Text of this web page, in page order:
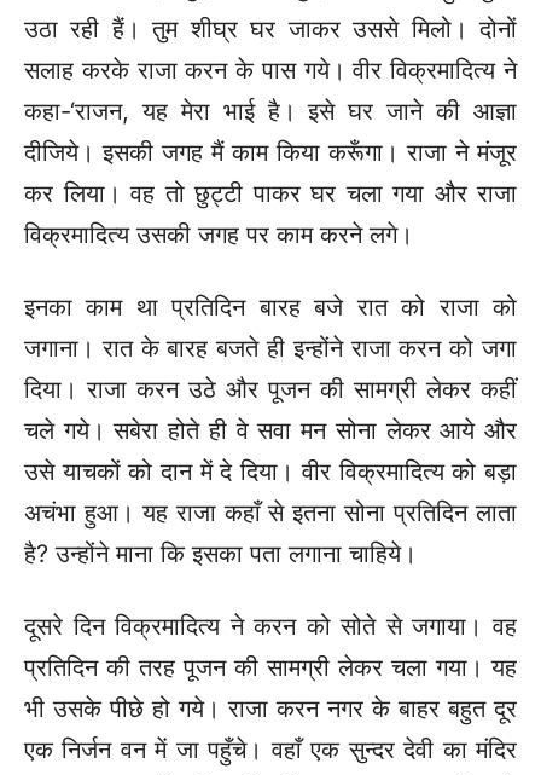
उठा रही हैं। तुम शीघ्र घर जाकर उससे मिलो। दोनों
सलाह करके राजा करन के पास गये। वीर विक्रमादित्य ने
कहा-‘राजन, यह मेरा भाई है। इसे घर जाने की आज्ञा
दीजिये। इसकी जगह मैं काम किया करूँगा। राजा ने मंजूर
कर लिया। वह तो छुट्टी पाकरघर चला गया और राजा
विक्रमादित्य उसकी जगह पर काम करने लगे।
इनका काम था प्रतिदिन बारह बजे रात को राजा को
जगाना। रात के बारह बजते ही इन्होंने राजा करन को जगा
दिया। राजा करन उठे और पूजन की सामग्री लेकर कहीं
चले गये। सबेरा होते ही वे सवा मन सोना लेकर आये और
उसे याचकों को दान में दे दिया। वीर विक्रमादित्य को बड़ा
अचंभा हुआ। यह राजा कहाँ से इतना सोना प्रतिदिन लाता
है? उन्होंने माना कि इसका पता लगाना चाहिये।
दूसरे दिन विक्रमादित्य ने करन को सोते से जगाया। वह
प्रतिदिन की तरह पूजन की सामग्री लेकर चला गया। यह
भी उसके पीछे हो गये। राजा करन नगर के बाहर बहुत दूर
एक निर्जन वन में जा पहुँचे। वहाँ एक सुन्दर देवी का मंदिर